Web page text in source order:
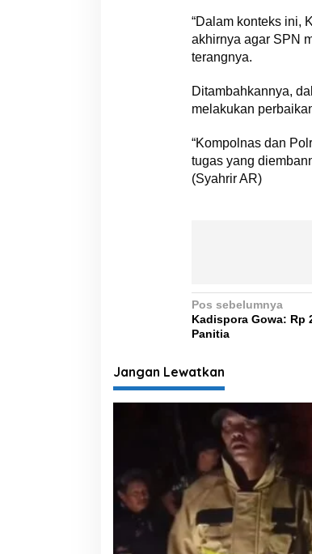
“Dalam konteks ini,
akhirnya agar SPN
terangnya.
Ditambahkannya,
melakukan
“Kompolnas dan
tugas yang
(Syahrir AR)
N
a
i
g
s
p
o
s
Pos sebelumnya
Kadispora Gowa: Rp
Panitia
Jangan Lewatkan